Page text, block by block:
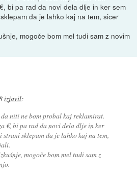
bi pa rad da novi dela dlje in ker sem
da je lahko kaj na tem, sicer
mogoče bom mel tudi sam z novim
izjavil:
niti ne bom probal kaj reklamirat.
€, bi pa rad da novi dela dlje in ker
strani sklepam da je lahko kaj na tem,
mogoče bom mel tudi sam z